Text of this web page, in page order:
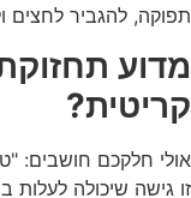
תפוקה, להגביר לחצים
מדוע
קריטית?
אולי חלקכם חושבים:
זו גישה שיכולה לעלות